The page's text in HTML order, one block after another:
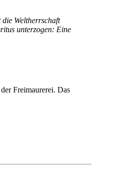
Weltherrschaft
unterzogen: Eine
Freimaurerei. Das